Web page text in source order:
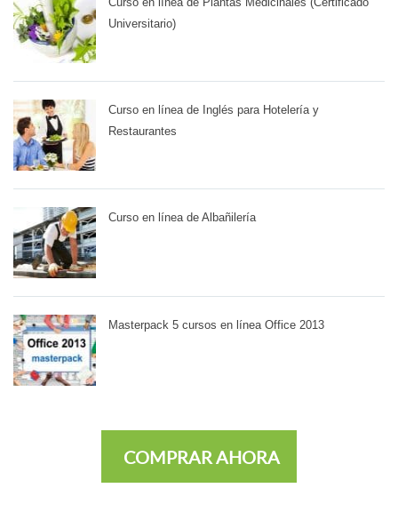
Universitario)
Curso en línea de Inglés para Hotelería y
Restaurantes
Curso en línea de Albañilería
Masterpack 5 cursos en línea Office 2013
COMPRAR AHORA